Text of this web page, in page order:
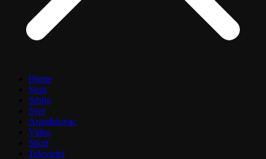
Home
Vesti
Srbija
Svet
Aranđelovac
Video
Sport
Televizija